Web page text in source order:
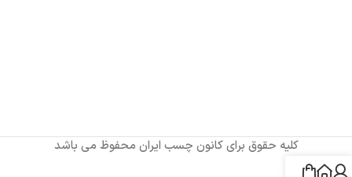
کلیه حقوق برای کانون چسب ایران محفوظ می باشد